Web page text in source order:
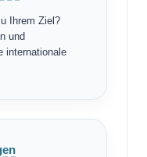
Ihrem Ziel?
und
internationale